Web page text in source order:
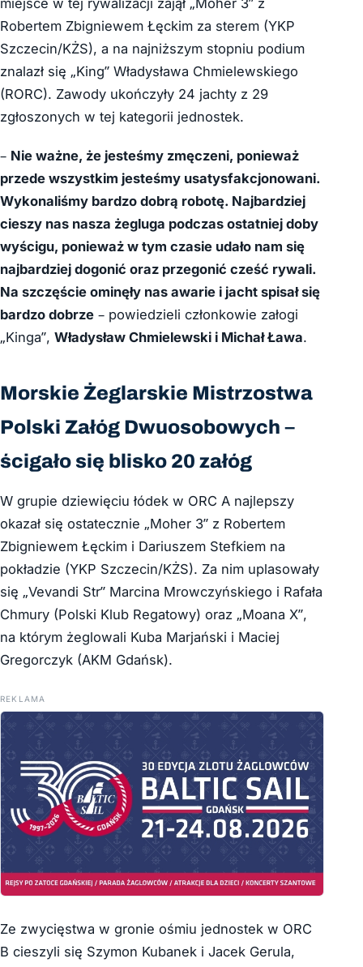
Robertem Zbigniewem Łęckim za sterem (YKP
Szczecin/KŻS), a na najniższym stopniu podium
znalazł się „King” Władysława Chmielewskiego
(RORC). Zawody ukończyły 24 jachty z 29
zgłoszonych w tej kategorii jednostek.
– Nie ważne, że jesteśmy zmęczeni, ponieważ
przede wszystkim jesteśmy usatysfakcjonowani.
Wykonaliśmy bardzo dobrą robotę. Najbardziej
cieszy nas nasza żegluga podczas ostatniej doby
wyścigu, ponieważ w tym czasie udało nam się
najbardziej dogonić oraz przegonić cześć rywali.
Na szczęście ominęły nas awarie i jacht spisał się
bardzo dobrze – powiedzieli członkowie załogi
„Kinga”, Władysław Chmielewski i Michał Ława.
Morskie Żeglarskie Mistrzostwa
Polski Załóg Dwuosobowych –
ścigało się blisko 20 załóg
W grupie dziewięciu łódek w ORC A najlepszy
okazał się ostatecznie „Moher 3” z Robertem
Zbigniewem Łęckim i Dariuszem Stefkiem na
pokładzie (YKP Szczecin/KŻS). Za nim uplasowały
się „Vevandi Str” Marcina Mrowczyńskiego i Rafała
Chmury (Polski Klub Regatowy) oraz „Moana X”,
na którym żeglowali Kuba Marjański i Maciej
Gregorczyk (AKM Gdańsk).
REKLAMA
Ze zwycięstwa w gronie ośmiu jednostek w ORC
B cieszyli się Szymon Kubanek i Jacek Gerula,